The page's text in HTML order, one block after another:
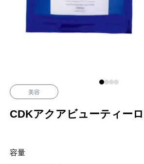
美容
CDKアクアビューティー
容量